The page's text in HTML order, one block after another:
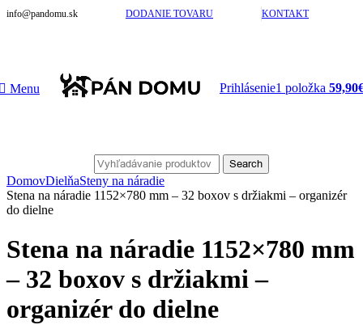
info@pandomu.sk DODANIE TOVARU KONTAKT
Menu Prihlásenie1 položka 59,90
Search
DomovDielňaSteny na náradie
Stena na náradie 1152×780 mm – 32 boxov s držiakmi – organizér
do dielne
Stena na náradie 1152×780 mm
– 32 boxov s držiakmi –
organizér do dielne